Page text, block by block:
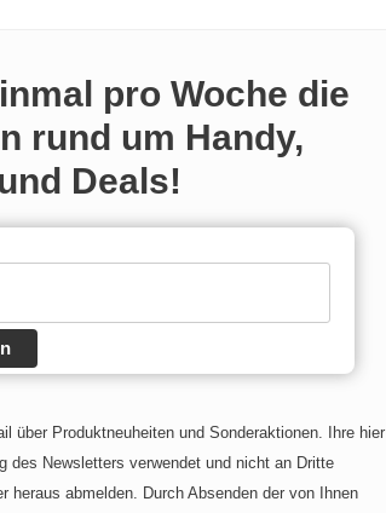
pro Woche die
rund um Handy,
Deals!
über Produktneuheiten und Sonderaktionen. Ihre hier
des Newsletters verwendet und nicht an Dritte
abmelden. Durch Absenden der von Ihnen